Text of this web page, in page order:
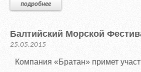
подробнее
Балтийский Морской
25.05.2015
Компания «Братан» примет